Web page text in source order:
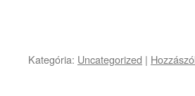
Kategória: Uncategorized |